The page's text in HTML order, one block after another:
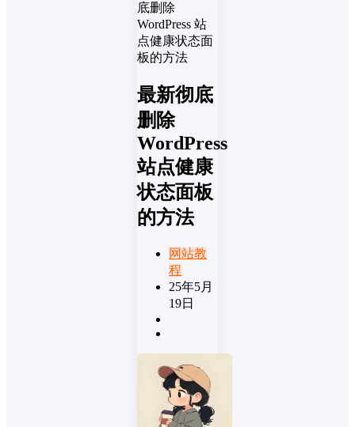
底删除
WordPress 站
点健康状态面
板的方法
最新彻底
删除
WordPress
站点健康
状态面板
的方法
网站教
程
25年5月
19日